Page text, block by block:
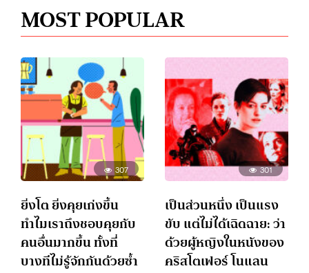
MOST POPULAR
307
ยิ่งโต ยิ่งคุยเก่งขึ้น
ทำไมเราถึงชอบคุยกับ
คนอื่นมากขึ้น ทั้งที่
บางทีไม่รู้จักกันด้วยซ้ำ
301
เป็นส่วนหนึ่ง เป็นแรง
ขับ แต่ไม่ได้เฉิดฉาย: ว่า
ด้วยผู้หญิงในหนังของ
คริสโตเฟอร์ โนแลน